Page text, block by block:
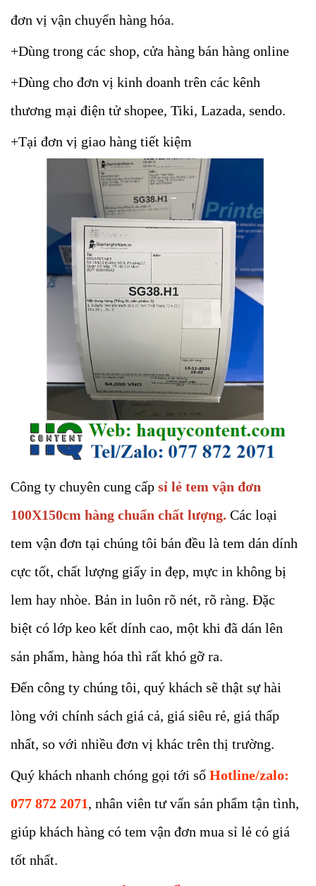
đơn vị vận chuyển hàng hóa.
+Dùng trong các shop, cửa hàng bán hàng online
+Dùng cho đơn vị kinh doanh trên các kênh
thương mại điện tử shopee, Tiki, Lazada, sendo.
+Tại đơn vị giao hàng tiết kiệm
Công ty chuyên cung cấp sỉ lẻ tem vận đơn
100X150cm hàng chuẩn chất lượng. Các loại
tem vận đơn tại chúng tôi bán đều là tem dán dính
cực tốt, chất lượng giấy in đẹp, mực in không bị
lem hay nhòe. Bản in luôn rõ nét, rõ ràng. Đặc
biệt có lớp keo kết dính cao, một khi đã dán lên
sản phẩm, hàng hóa thì rất khó gỡ ra.
Đến công ty chúng tôi, quý khách sẽ thật sự hài
lòng với chính sách giá cả, giá siêu rẻ, giá thấp
nhất, so với nhiều đơn vị khác trên thị trường.
Quý khách nhanh chóng gọi tới số Hotline/zalo:
077 872 2071, nhân viên tư vấn sản phẩm tận tình,
giúp khách hàng có tem vận đơn mua sỉ lẻ có giá
tốt nhất.